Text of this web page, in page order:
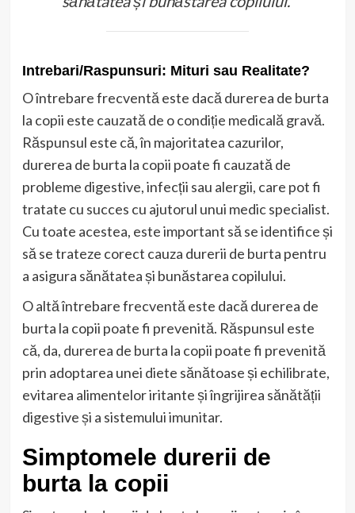
Intrebari/Raspunsuri: Mituri sau Realitate?
O întrebare frecventă este dacă durerea de burta
la copii este cauzată de o condiție medicală gravă.
Răspunsul este că, în majoritatea cazurilor,
durerea de burta la copii poate fi cauzată de
probleme digestive, infecții sau alergii, care pot fi
tratate cu succes cu ajutorul unui medic specialist.
Cu toate acestea, este important să se identifice și
să se trateze corect cauza durerii de burta pentru
a asigura sănătatea și bunăstarea copilului.
O altă întrebare frecventă este dacă durerea de
burta la copii poate fi prevenită. Răspunsul este
că, da, durerea de burta la copii poate fi prevenită
prin adoptarea unei diete sănătoase și echilibrate,
evitarea alimentelor iritante și îngrijirea sănătății
digestive și a sistemului imunitar.
Simptomele durerii de
burta la copii